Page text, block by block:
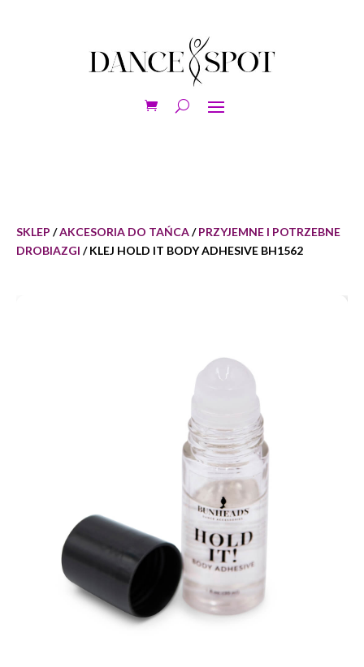
SKLEP /AKCESORIA DO TAŃCA/PRZYJEMNE I POTRZEBNE
DROBIAZGI / KLEJ HOLD IT BODY ADHESIVE BH1562